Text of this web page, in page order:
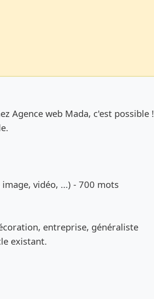
Agence web Mada, c'est possible !
vidéo, ...) - 700 mots
entreprise, généraliste
existant.